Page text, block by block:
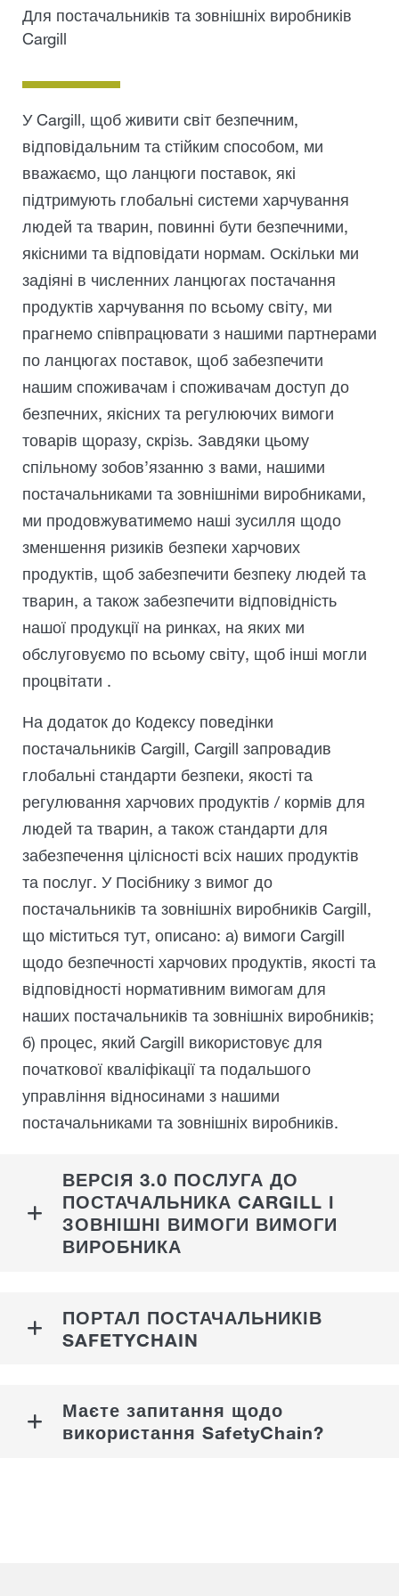
Для постачальників та зовнішніх виробників
Cargill
У Cargill, щоб живити світ безпечним,
відповідальним та стійким способом, ми
вважаємо, що ланцюги поставок, які
підтримують глобальні системи харчування
людей та тварин, повинні бути безпечними,
якісними та відповідати нормам. Оскільки ми
задіяні в численних ланцюгах постачання
продуктів харчування по всьому світу, ми
прагнемо співпрацювати з нашими партнерами
по ланцюгах поставок, щоб забезпечити
нашим споживачам і споживачам доступ до
безпечних, якісних та регулюючих вимоги
товарів щоразу, скрізь. Завдяки цьому
спільному зобов’язанню з вами, нашими
постачальниками та зовнішніми виробниками,
ми продовжуватимемо наші зусилля щодо
зменшення ризиків безпеки харчових
продуктів, щоб забезпечити безпеку людей та
тварин, а також забезпечити відповідність
нашої продукції на ринках, на яких ми
обслуговуємо по всьому світу, щоб інші могли
процвітати .
На додаток до Кодексу поведінки
постачальників Cargill, Cargill запровадив
глобальні стандарти безпеки, якості та
регулювання харчових продуктів / кормів для
людей та тварин, а також стандарти для
забезпечення цілісності всіх наших продуктів
та послуг. У Посібнику з вимог до
постачальників та зовнішніх виробників Cargill,
що міститься тут, описано: а) вимоги Cargill
щодо безпечності харчових продуктів, якості та
відповідності нормативним вимогам для
наших постачальників та зовнішніх виробників;
б) процес, який Cargill використовує для
початкової кваліфікації та подальшого
управління відносинами з нашими
постачальниками та зовнішніх виробників.
ВЕРСІЯ 3.0 ПОСЛУГА ДО
ПОСТАЧАЛЬНИКА CARGILL І
ЗОВНІШНІ ВИМОГИ ВИМОГИ
ВИРОБНИКА
ПОРТАЛ ПОСТАЧАЛЬНИКІВ
SAFETYCHAIN
Маєте запитання щодо
використання SafetyChain?